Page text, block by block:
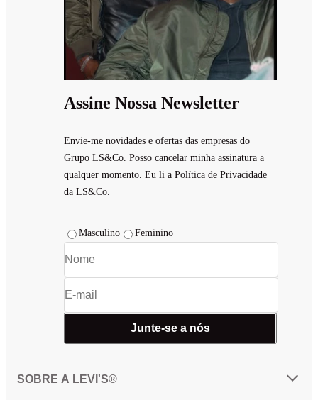
Assine Nossa Newsletter
Envie-me novidades e ofertas das empresas do
Grupo LS&Co. Posso cancelar minha assinatura a
qualquer momento. Eu li a Política de Privacidade
da LS&Co.
Masculino Feminino
Junte-se a nós
SOBRE A LEVI'S®